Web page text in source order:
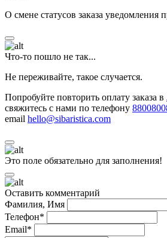
О смене статусов заказа
Что-то пошло не так...
Не переживайте, такое случается.
Попробуйте повторить оплату заказа в
свяжитесь с нами по телефону
email hello@sibaristica.com
Это поле обязательно для заполнения!
Оставить комментарий
Фамилия, Имя
Телефон*
Email*